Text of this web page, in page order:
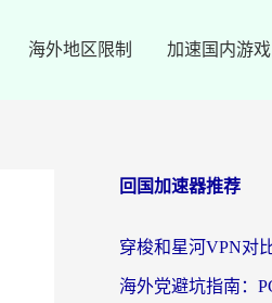
海外地区限制 加速国内游戏
回国加速器推荐